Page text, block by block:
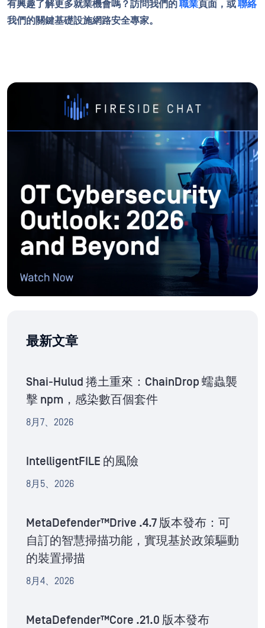
有興趣了解更多就業機會嗎？訪問我們的職業頁面，或聯絡
我們的關鍵基礎設施網路安全專家。
最新文章
Shai-Hulud 捲土重來：ChainDrop 蠕蟲襲
擊 npm，感染數百個套件
8月7、2026
IntelligentFILE 的風險
8月5、2026
MetaDefender™Drive .4.7 版本發布：可
自訂的智慧掃描功能，實現基於政策驅動
的裝置掃描
8月4、2026
MetaDefender™Core .21.0 版本發布